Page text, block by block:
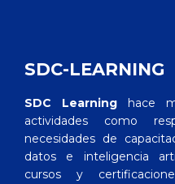
SDC-LEARNING
SDC Learning hace
actividades como
necesidades de
datos e inteligencia
cursos y